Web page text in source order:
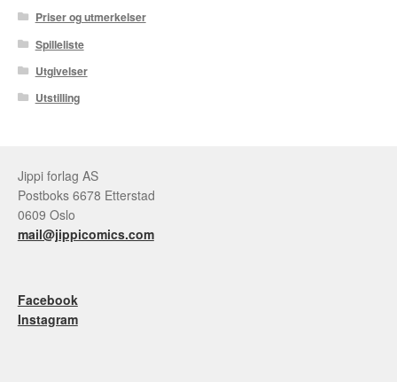
Priser og utmerkelser
Spilleliste
Utgivelser
Utstilling
Jippi forlag AS
Postboks 6678 Etterstad
0609 Oslo
mail@jippicomics.com
Facebook
Instagram